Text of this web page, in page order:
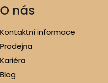
O nás
Kontaktní informace
Prodejna
Kariéra
Blog